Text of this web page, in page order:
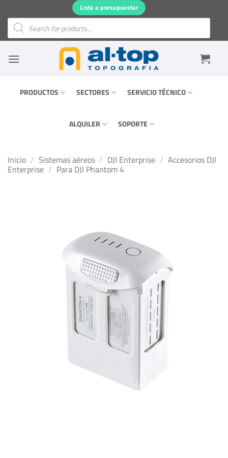
contenido
Lista a presupuestar
Búsqueda
productos
PRODUCTOS SECTORES SERVICIO TÉCNICO
ALQUILER SOPORTE
Inicio / Sistemas aéreos / DJI Enterprise / Accesorios DJI
Enterprise / Para DJI Phantom 4